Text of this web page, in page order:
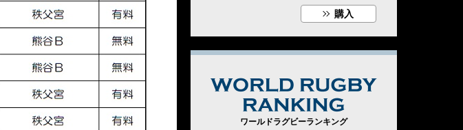
購入
ワールドラグビーランキング